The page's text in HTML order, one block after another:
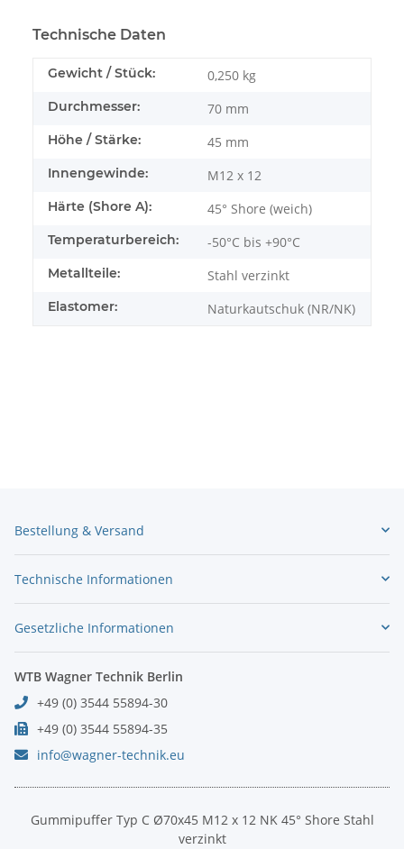
Technische Daten
Gewicht / Stück: 0,250 kg
Durchmesser: 70 mm
Höhe / Stärke: 45 mm
Innengewinde: M12 x 12
Härte (Shore A): 45° Shore (weich)
Temperaturbereich: -50°C bis +90°C
Metallteile: Stahl verzinkt
Elastomer: Naturkautschuk (NR/NK)
Bestellung & Versand
Technische Informationen
Gesetzliche Informationen
WTB Wagner Technik Berlin
+49 (0) 3544 55894-30
+49 (0) 3544 55894-35
info@wagner-technik.eu
Gummipuffer Typ C Ø70x45 M12 x 12 NK 45° Shore Stahl
verzinkt